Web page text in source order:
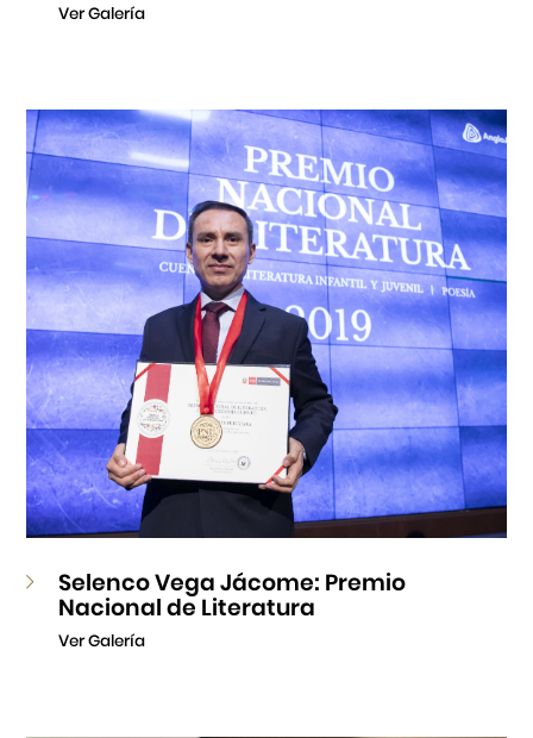
Ver Galería
Selenco Vega Jácome: Premio
Nacional de Literatura
Ver Galería